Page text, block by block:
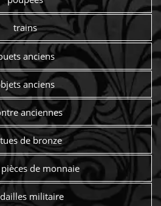
trains
anciens
anciens
anciennes
de bronze
de monnaie
militaire